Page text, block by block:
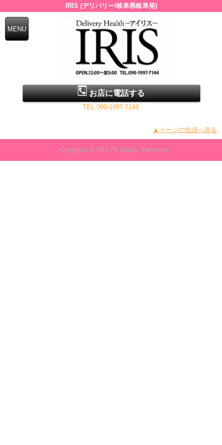
IRIS (デリバリー/岐阜県岐阜発)
お店に電話する
TEL.090-1997-7144
▲ページの先頭へ戻る
Copyright © IRIS All Rights Reserved.